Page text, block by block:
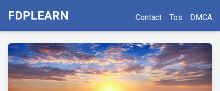
FDPLEARN Contact Tos DMCA